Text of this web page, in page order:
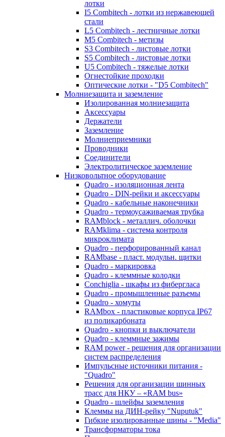
лотки
I5 Combitech - лотки из нержавеющей
стали
L5 Combitech - лестничные лотки
M5 Combitech - метизы
S3 Combitech - листовые лотки
S5 Combitech - листовые лотки
U5 Combitech - тяжелые лотки
Огнестойкие проходки
Оптические лотки - "D5 Combitech"
Молниезащита и заземление
Изолированная молниезащита
Аксессуары
Держатели
Заземление
Молниеприемники
Проводники
Соединители
Электролитическое заземление
Низковольтное оборудование
Quadro - изоляционная лента
Quadro - DIN-рейки и аксессуары
Quadro - кабельные наконечники
Quadro - термоусаживаемая трубка
RAMblock - металлич. оболочки
RAMklima - система контроля
микроклимата
Quadro - перфорированный канал
RAMbase - пласт. модульн. щитки
Quadro - маркировка
Quadro - клеммные колодки
Conchiglia - шкафы из фибергласа
Quadro - промышленные разъемы
Quadro - хомуты
RAMbox - пластиковые корпуса IP67
из поликарбоната
Quadro - кнопки и выключатели
Quadro - клеммные зажимы
RAM power - решения для организации
систем распределения
Импульсные источники питания -
"Quadro"
Решения для организации шинных
трасс для НКУ – «RAM bus»
Quadro - шлейфы заземления
Клеммы на ДИН-рейку "Nuputuk"
Гибкие изолированные шины - "Media"
Трансформаторы тока